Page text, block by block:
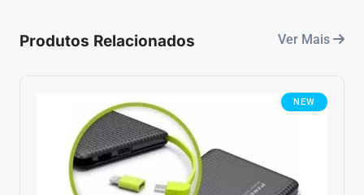
Produtos Relacionados Ver Mais
NEW